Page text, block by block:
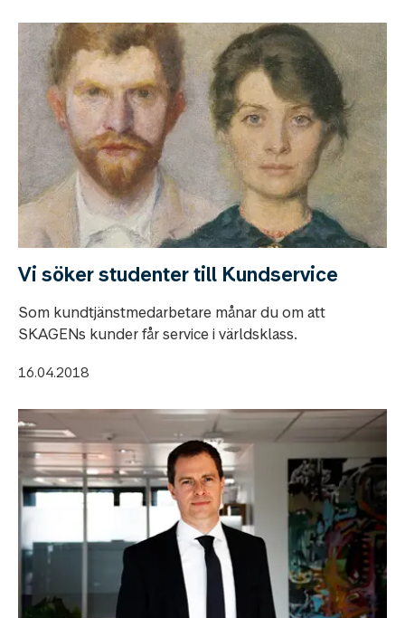
Vi söker studenter till Kundservice
Som kundtjänstmedarbetare månar du om att
SKAGENs kunder får service i världsklass.
16.04.2018